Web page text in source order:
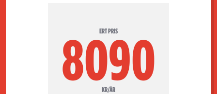
ERT PRIS
8090
KR/ÅR